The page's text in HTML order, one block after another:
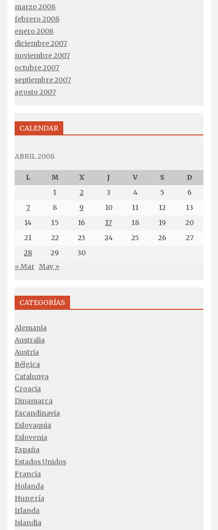
marzo 2008
febrero 2008
enero 2008
diciembre 2007
noviembre 2007
octubre 2007
septiembre 2007
agosto 2007
CALENDAR
ABRIL 2008
L M X J V S
D
1
2 3 4 5
6
7
8 9 10 11 12
13
14
15 16 17 18 19
20
21
22 23 24 25 26
27
28
29
30
« Mar May »
CATEGORÍAS
Alemania
Australia
Austria
Bélgica
Catalunya
Croacia
Dinamarca
Escandinavia
Eslovaquia
Eslovenia
España
Estados Unidos
Francia
Holanda
Hungría
Irlanda
Islandia